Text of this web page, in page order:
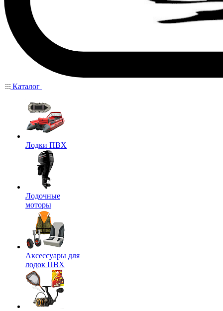
Каталог
Лодки ПВХ
Лодочные
моторы
Аксессуары для
лодок ПВХ